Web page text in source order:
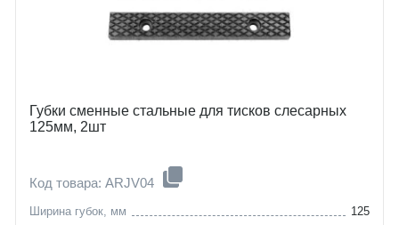
Губки сменные стальные для тисков слесарных
125мм, 2шт
Код товара: ARJV04
Ширина губок, мм 125